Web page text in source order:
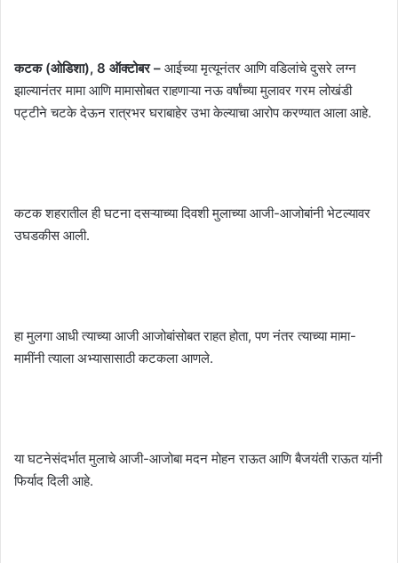
कटक (ओडिशा), 8 ऑक्टोबर – आईच्या मृत्यूनंतर आणि वडिलांचे दुसरे लग्न
झाल्यानंतर मामा आणि मामासोबत राहणाऱ्या नऊ वर्षांच्या मुलावर गरम लोखंडी
पट्टीने चटके देऊन रात्रभर घराबाहेर उभा केल्याचा आरोप करण्यात आला आहे.
कटक शहरातील ही घटना दसऱ्याच्या दिवशी मुलाच्या आजी-आजोबांनी भेटल्यावर
उघडकीस आली.
हा मुलगा आधी त्याच्या आजी आजोबांसोबत राहत होता, पण नंतर त्याच्या मामा-
मामींनी त्याला अभ्यासासाठी कटकला आणले.
या घटनेसंदर्भात मुलाचे आजी-आजोबा मदन मोहन राऊत आणि बैजयंती राऊत यांनी
फिर्याद दिली आहे.